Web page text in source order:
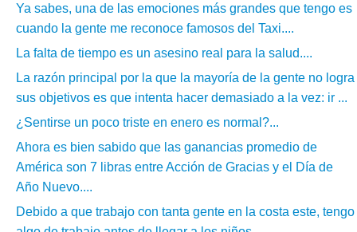
Ya sabes, una de las emociones más grandes que tengo es
cuando la gente me reconoce famosos del Taxi....
La falta de tiempo es un asesino real para la salud....
La razón principal por la que la mayoría de la gente no logra
sus objetivos es que intenta hacer demasiado a la vez: ir ...
¿Sentirse un poco triste en enero es normal?...
Ahora es bien sabido que las ganancias promedio de
América son 7 libras entre Acción de Gracias y el Día de
Año Nuevo....
Debido a que trabajo con tanta gente en la costa este, tengo